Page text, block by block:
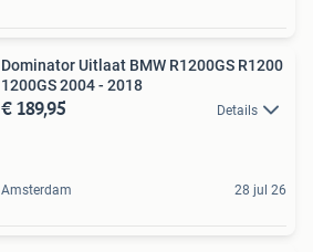
Dominator Uitlaat BMW R1200GS R1200
1200GS 2004 - 2018
€ 189,95 Details
Amsterdam 28 jul 26